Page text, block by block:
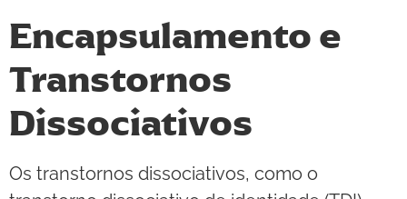
Encapsulamento e
Transtornos
Dissociativos
Os transtornos dissociativos, como o